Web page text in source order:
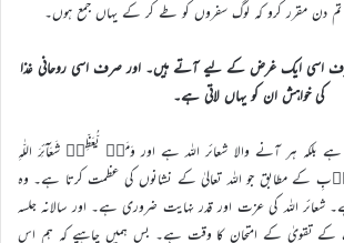
دن مقرر کرو کہ لوگ سفروں کو طے کر کے یہاں جمع ہوں۔
اسی ایک غرض کے لیے آتے ہیں۔ اور صرف اسی روحانی غذا
کی خواہش ان کو یہاں لاتی ہے۔
ہے بلکہ ہر آنے والا شعائر اللہ ہے اور وَمَنۡ یُّعَظِّمۡ شَعَآئِرَ اللّٰہِ
مطابق جو اللہ تعالیٰ کے نشانوں کی عظمت کرتا ہے۔ وہ
شعائر اللہ کی عزت اور قدر نہایت ضروری ہے۔ اور سالانہ جلسہ
کے تقویٰ کے امتحان کا وقت ہے۔ بس ہمیں چاہیے کہ ہم اس